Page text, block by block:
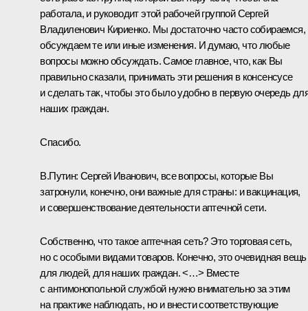
работала, и руководит этой рабочей группой Сергей
Владиленович Кириенко. Мы достаточно часто собираемся,
обсуждаем те или иные изменения. И думаю, что любые
вопросы можно обсуждать. Самое главное, что, как Вы
правильно сказали, принимать эти решения в консенсусе
и сделать так, чтобы это было удобно в первую очередь
наших граждан.
Спасибо.
В.Путин: Сергей Иванович, все вопросы, которые Вы
затронули, конечно, они важные для страны: и вакцинация,
и совершенствование деятельности аптечной сети.
Собственно, что такое аптечная сеть? Это торговая сеть,
но с особыми видами товаров. Конечно, это очевидная вещь
для людей, для наших граждан. <…> Вместе
с антимонопольной службой нужно внимательно за этим
на практике наблюдать, но и внести соответствующие